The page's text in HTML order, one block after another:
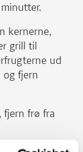
kernerne,
grill til
ud
og fjern
fjern frø fra